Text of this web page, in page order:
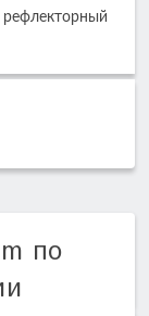
рефлекторный
по